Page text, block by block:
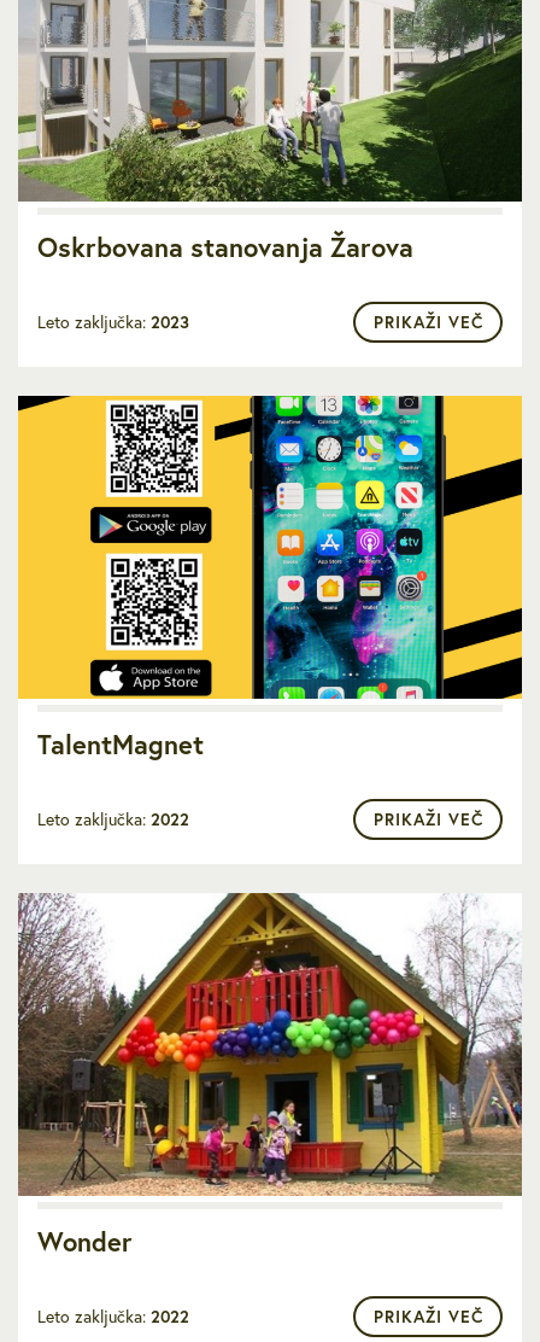
Oskrbovana stanovanja Žarova
Leto zaključka: 2023 PRIKAŽI VEČ
TalentMagnet
Leto zaključka: 2022 PRIKAŽI VEČ
Wonder
Leto zaključka: 2022 PRIKAŽI VEČ